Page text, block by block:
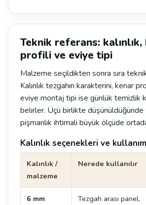
Teknik referans:
profili ve eviye tipi
Malzeme seçildikten sonra sıra
Kalınlık tezgahın karakterini, kenar
eviye montaj tipi ise günlük temizlik
belirler. Üçü birlikte düşünüldüğünde
pişmanlık ihtimali büyük ölçüde
Kalınlık seçenekleri ve
Kalınlık /
malzeme
Nerede kullanılır
6 mm
Tezgah arası panel,